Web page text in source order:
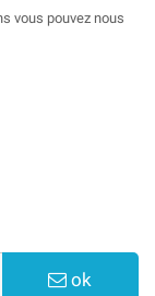
vous pouvez nous
ok